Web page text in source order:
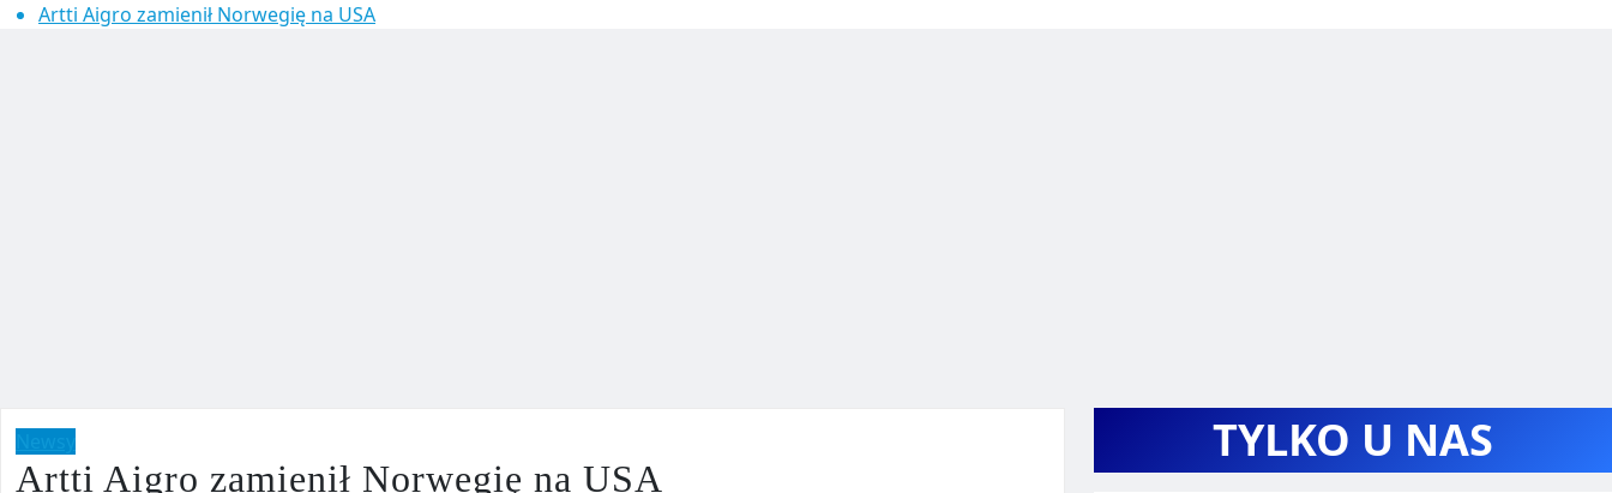
Artti Aigro zamienił Norwegię na USA
Artti Aigro zamienił Norwegię na USA
TYLKO U NAS